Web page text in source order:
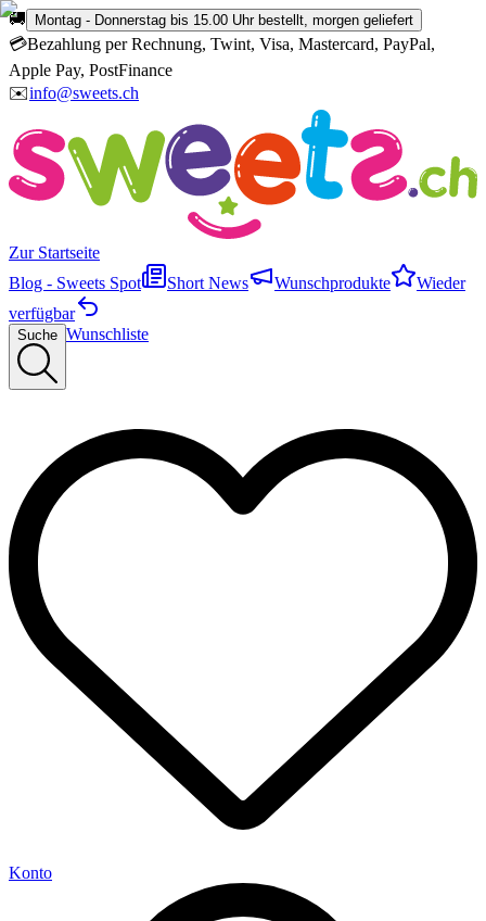
🚚 Montag - Donnerstag bis 15.00 Uhr bestellt, morgen geliefert
💳Bezahlung per Rechnung, Twint, Visa, Mastercard, PayPal,
Apple Pay, PostFinance
✉️info@sweets.ch
Zur Startseite
Blog - Sweets Spot
Short News Wunschprodukte
Wieder
verfügbar
Suche Wunschliste
Konto